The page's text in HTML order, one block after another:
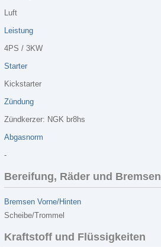
Luft
Leistung
4PS / 3KW
Starter
Kickstarter
Zündung
Zündkerzer: NGK br8hs
Abgasnorm
-
Bereifung, Räder und Bremsen
Bremsen Vorne/Hinten
Scheibe/Trommel
Kraftstoff und Flüssigkeiten